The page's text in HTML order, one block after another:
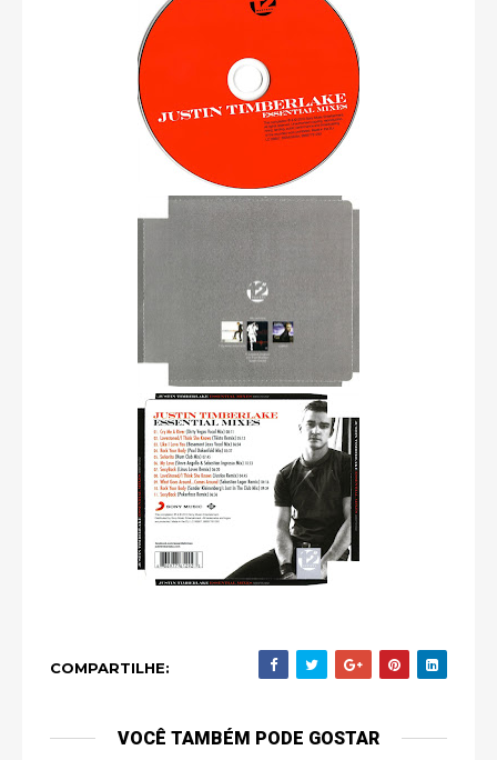
COMPARTILHE:
VOCÊ TAMBÉM PODE GOSTAR